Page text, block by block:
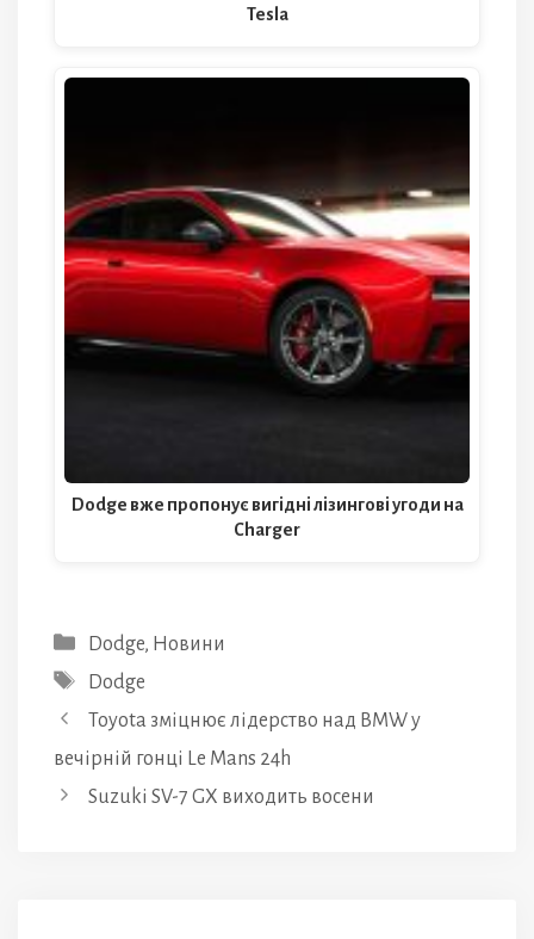
Tesla
Dodge вже пропонує вигідні лізингові угоди на
Charger
Категорії
Dodge, Новини
Позначки
Dodge
Toyota зміцнює лідерство над BMW у
вечірній гонці Le Mans 24h
Suzuki SV-7 GX виходить восени